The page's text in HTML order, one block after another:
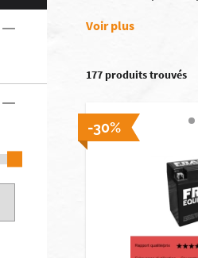
Voir plus
177 produits trouvés
-30%